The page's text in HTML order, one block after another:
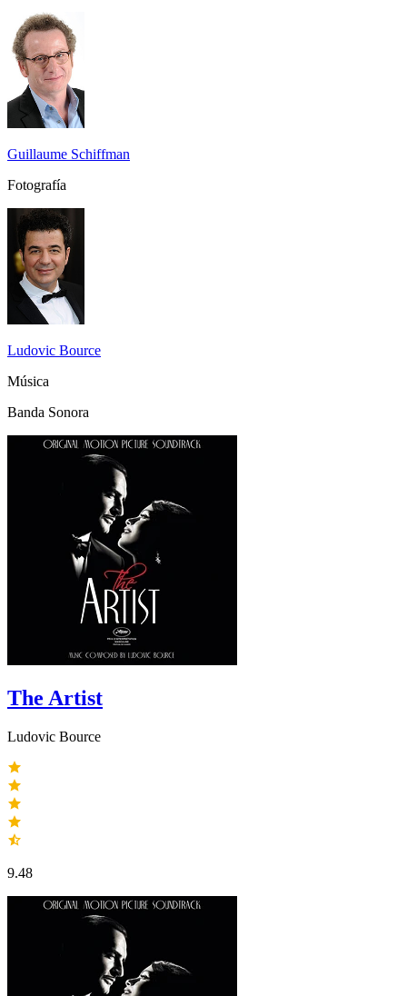
Guillaume Schiffman
Fotografía
Ludovic Bource
Música
Banda Sonora
The Artist
Ludovic Bource
9.48